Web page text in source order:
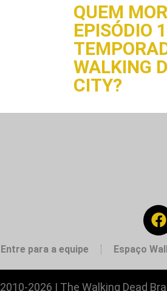
QUEM
EPISÓDIO
WALKING
CITY?
Entre para a equipe Espaço
2010-2026 | The Walking Dead